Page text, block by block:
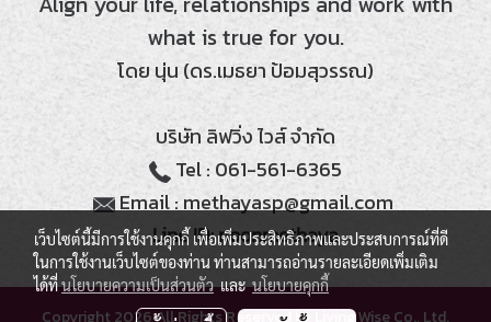
what is true for you.
โดย นุ่น (ดร.เมธยา ป้อมสุวรรณ)
บริษัท ลิฟวิ่ง ไวส์ จำกัด
Tel : 061-561-6365
Email : methayasp@gmail.com
Line ID: noonmethaya
Copyright 2026 All Rights Reserved by Living Wise Co., Ltd.
เว็บไซต์นี้มีการใช้งานคุกกี้ เพื่อเพิ่มประสิทธิภาพและประสบการณ์ที่ดี
ในการใช้งานเว็บไซต์ของท่าน ท่านสามารถอ่านรายละเอียดเพิ่มเติม
ได้ที่นโยบายความเป็นส่วนตัวและนโยบายคุกกี้